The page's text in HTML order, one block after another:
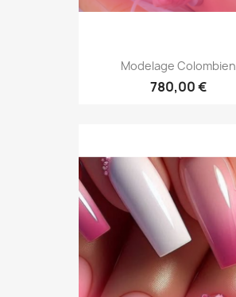
Modelage Colombien
780,00 €